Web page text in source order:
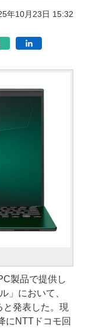
年10月23日 15:32
製品で提供し
」において、
発表した。現
にNTTドコモ回